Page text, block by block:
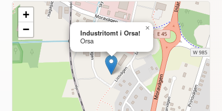
Industritomt i Orsa!
Orsa
×
+
−